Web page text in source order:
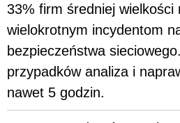
33% firm średniej wielkości
wielokrotnym incydentom
bezpieczeństwa
przypadków analiza i
nawet 5 godzin.